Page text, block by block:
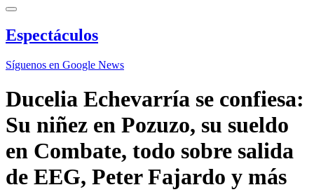
Espectáculos
Síguenos en Google News
Ducelia Echevarría se confiesa:
Su niñez en Pozuzo, su sueldo
en Combate, todo sobre salida
de EEG, Peter Fajardo y más